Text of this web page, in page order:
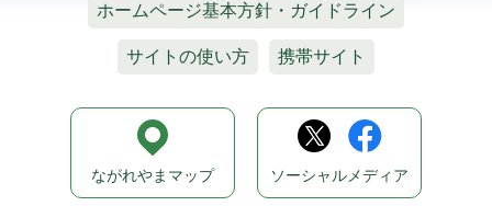
ホームページ基本方針・ガイドライン
サイトの使い方 携帯サイト
ながれやまマップ ソーシャルメディア